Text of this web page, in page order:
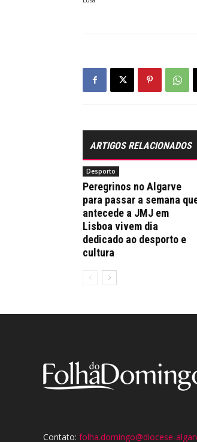
ARTIGOS RELACIONADOS
Desporto
Peregrinos no Algarve
para passar a semana
antecede a JMJ em
Lisboa vivem dia
dedicado ao desporto e
cultura
Contato: folha.domingo@diocese-